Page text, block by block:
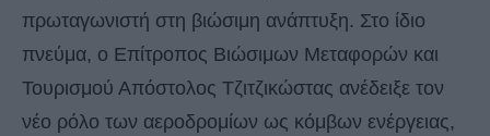
πρωταγωνιστή στη βιώσιμη ανάπτυξη. Στο ίδιο
πνεύμα, ο Επίτροπος Βιώσιμων Μεταφορών και
Τουρισμού Απόστολος Τζιτζικώστας ανέδειξε τον
νέο ρόλο των αεροδρομίων ως κόμβων ενέργειας,